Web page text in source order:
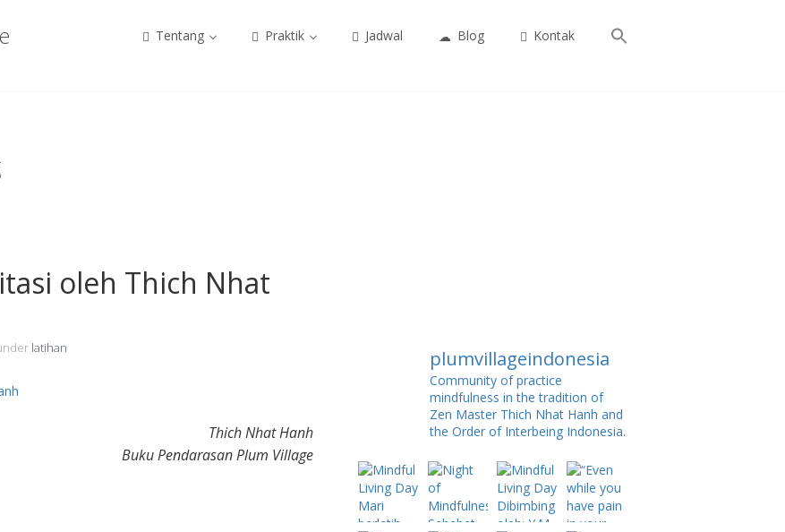
Tentang Praktik Jadwal Blog Kontak
oleh Thich Nhat
latihan
Thich Nhat Hanh
Buku Pendarasan Plum Village
plumvillageindonesia
Community of practice
mindfulness in the tradition of
Zen Master Thich Nhat Hanh and
the Order of Interbeing Indonesia.